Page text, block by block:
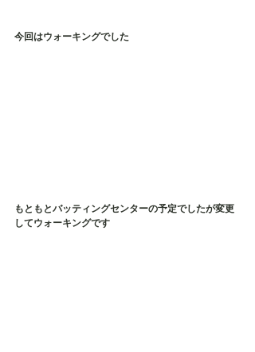
今回はウォーキングでした
もともとバッティングセンターの予定でしたが変更
してウォーキングです